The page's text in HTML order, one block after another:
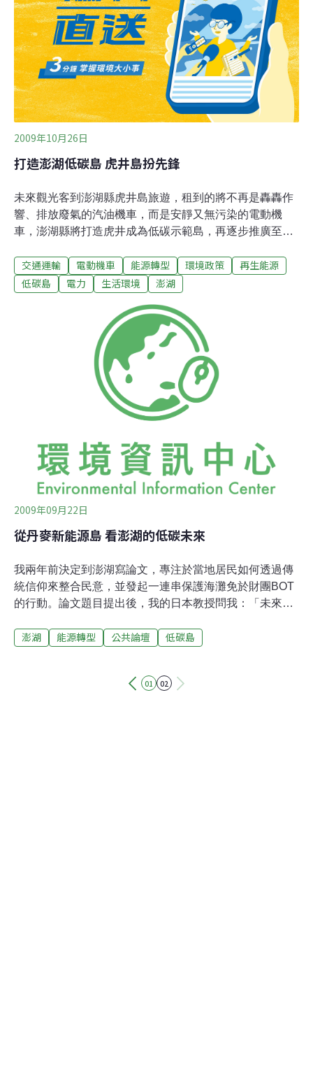
駛道路的規範等。不過，觀光局技術組組長張錫聰坦言，
目前電動車及電池技術發展未臻成熟，經測試符合旅遊需
求電力的運具有限，且尚無完善充電基礎設施或電池抽換
產品，無法提供24小時市場運作所需的運行條件。
2009年10月26日
打造澎湖低碳島 虎井島扮先鋒
未來觀光客到澎湖縣虎井島旅遊，租到的將不再是轟轟作
響、排放廢氣的汽油機車，而是安靜又無污染的電動機
車，澎湖縣將打造虎井成為低碳示範島，再逐步推廣至全
計畫，預定選定離島作為低碳示範島，工研院與經濟部能
源局隨即於7月24日至澎湖考察相關條件，並向澎湖縣政
見。9月26日澎湖博弈公投失敗後，縣長王乾發當天公開
表示，失去發展博弈機會的澎湖今後將朝向低碳島發展，
並結合觀光業。澎湖縣政府建設局長葉國清表示，縣府對
於打造澎湖縣成為低碳島已有全盤規畫，包括風力發電、
太陽能、綠建築、廢水回收、電動機車等；其中馬公市虎
井里居民配合電動機車的意願很高，縣府決定先從虎井開
始推廣，作為電動機車示範島，未來再推廣至全縣。電動
2.133平方公里，只要充飽可以來來回回跑
交通運輸 電動機車 能源轉型 環境政策
再生能源
低碳島
電力 生活環境 澎湖
2009年09月22日
從丹麥新能源島 看澎湖的低碳未來
我兩年前決定到澎湖寫論文，專注於當地居民如何透過傳
統信仰來整合民意，並發起一連串保護海灘免於財團BOT
的行動。論文題目提出後，我的日本教授問我：「未來全
什麼。」我雙手一攤搖搖頭，因為小島上的人民，又有幾
無規劃的島嶼，突然多了研究單位要來進行生態低碳社區
澎湖 能源轉型 公共論壇 低碳島
01 02